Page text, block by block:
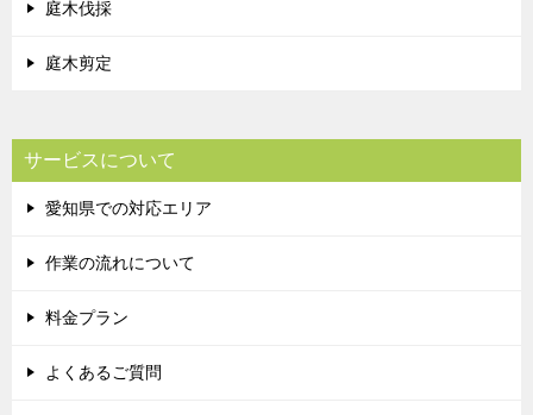
庭木伐採
庭木剪定
サービスについて
愛知県での対応エリア
作業の流れについて
料金プラン
よくあるご質問